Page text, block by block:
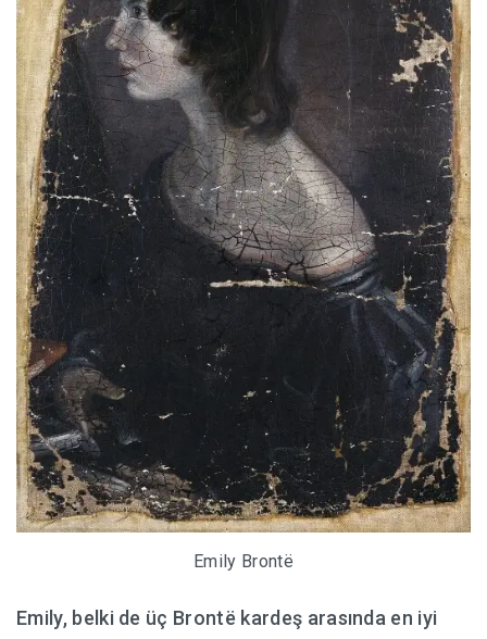
Emily Brontë
Emily, belki de üç Brontë kardeş arasında en iyi